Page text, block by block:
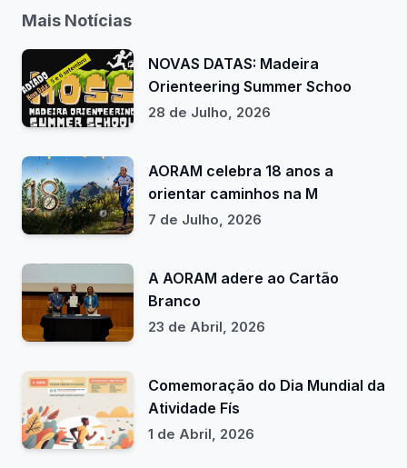
Mais Notícias
NOVAS DATAS: Madeira
Orienteering Summer Schoo
28 de Julho, 2026
AORAM celebra 18 anos a
orientar caminhos na M
7 de Julho, 2026
A AORAM adere ao Cartão
Branco
23 de Abril, 2026
Comemoração do Dia Mundial da
Atividade Fís
1 de Abril, 2026